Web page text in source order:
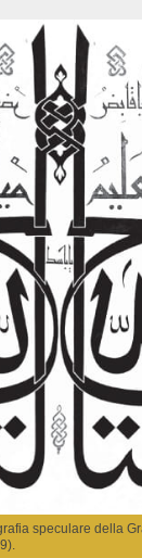
speculare della